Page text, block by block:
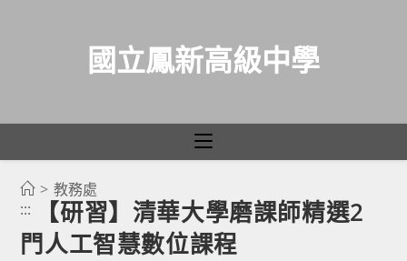
國立鳳新高級中學
> 教務處
:::
【研習】清華大學磨課師精選2
門人工智慧數位課程